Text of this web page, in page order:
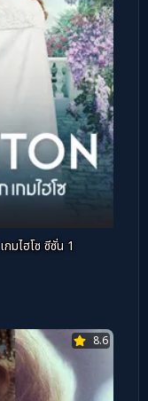
มไฮโซ ซีซั่น 1
8.6